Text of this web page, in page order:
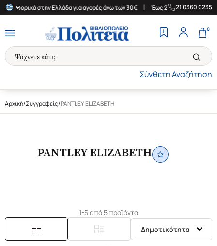
στην Ελλάδα για αγορές άνω των 30€ Έως 24 άτοκες δόσεις
21 0360 0235
Σύνθετη Αναζήτηση
0
Αρχική/Συγγραφείς/PANTLEY ELIZABETH
PANTLEY ELIZABETH
1-5 από 5 προϊόντα
Δημοτικότητα